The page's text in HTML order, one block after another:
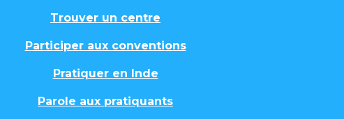
Trouver un centre
Participer aux conventions
Pratiquer en Inde
Parole aux pratiquants